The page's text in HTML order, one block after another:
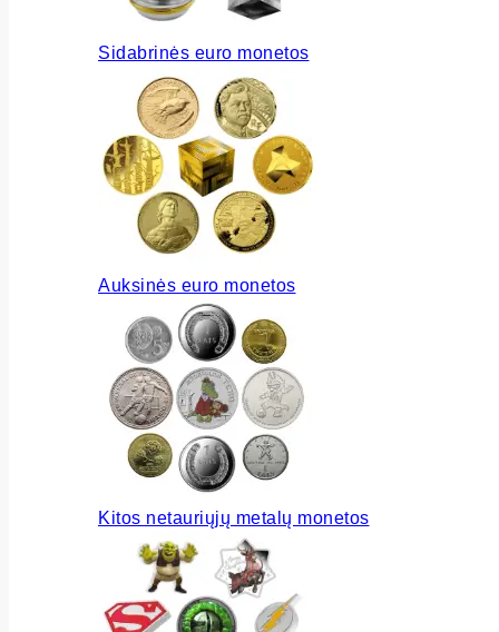
Sidabrinės euro monetos
Auksinės euro monetos
Kitos netauriųjų metalų monetos